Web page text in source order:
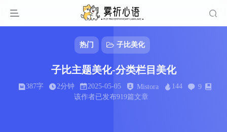
热门 子比美化
子比主题美化-分类栏目美化
387字 2分钟 2025-05-05 Mistora 144
9
该作者已发布919篇文章